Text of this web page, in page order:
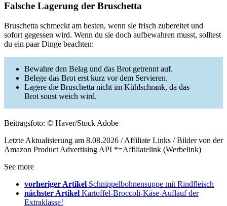
Falsche Lagerung der Bruschetta
Bruschetta schmeckt am besten, wenn sie frisch zubereitet und
sofort gegessen wird. Wenn du sie doch aufbewahren musst, solltest
du ein paar Dinge beachten:
Bewahre den Belag und das Brot getrennt auf.
Belege das Brot erst kurz vor dem Servieren.
Lagere die Bruschetta nicht im Kühlschrank, da das
Brot sonst weich wird.
Beitragsfoto: © Haver/Stock Adobe
Letzte Aktualisierung am 8.08.2026 / Affiliate Links / Bilder von der
Amazon Product Advertising API *=Affiliatelink (Werbelink)
See more
vorheriger Artikel Schnippelbohnensuppe mit Rindfleisch
nächster Artikel Kartoffel-Broccoli-Käse-Auflauf der
Extraklasse!